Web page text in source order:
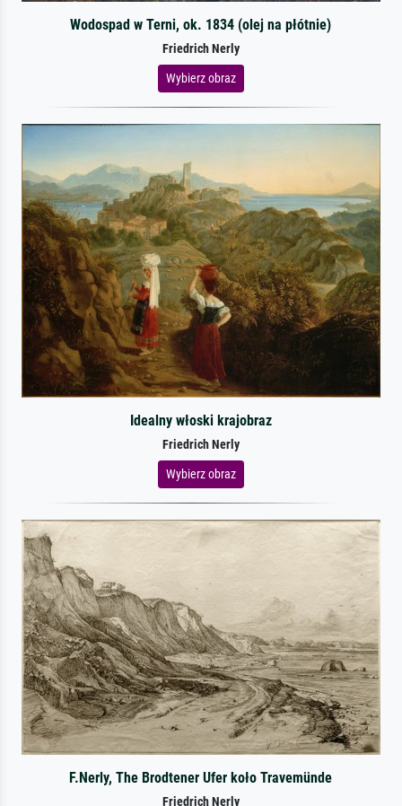
Wodospad w Terni, ok. 1834 (olej na płótnie)
Friedrich Nerly
Wybierz obraz
Idealny włoski krajobraz
Friedrich Nerly
Wybierz obraz
F.Nerly, The Brodtener Ufer koło Travemünde
Friedrich Nerly